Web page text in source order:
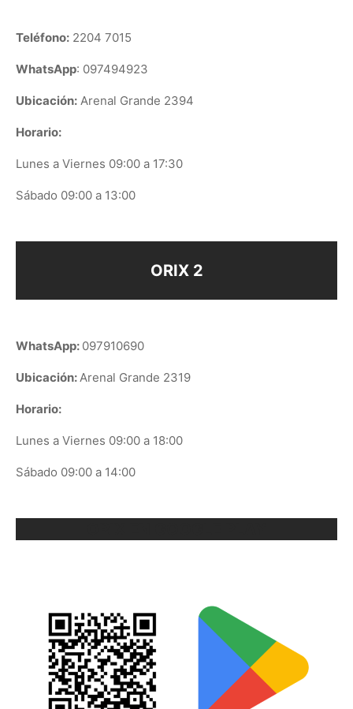
Teléfono: 2204 7015
WhatsApp: 097494923
Ubicación: Arenal Grande 2394
Horario:
Lunes a Viernes 09:00 a 17:30
Sábado 09:00 a 13:00
ORIX 2
WhatsApp: 097910690
Ubicación:Arenal Grande 2319
Horario:
Lunes a Viernes 09:00 a 18:00
Sábado 09:00 a 14:00